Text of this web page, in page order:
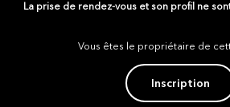
La prise de rendez-vous et son profil ne
Vous êtes le propriétaire de
Inscription